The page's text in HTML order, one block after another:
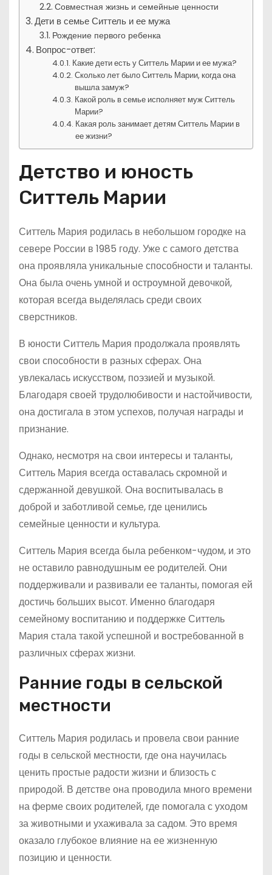
Совместная жизнь и семейные ценности
Дети в семье Ситтель и ее мужа
Рождение первого ребенка
Вопрос-ответ:
Какие дети есть у Ситтель Марии и ее мужа?
Сколько лет было Ситтель Марии, когда она
вышла замуж?
Какой роль в семье исполняет муж Ситтель
Марии?
Какая роль занимает детям Ситтель Марии в
ее жизни?
Детство и юность
Ситтель Марии
Ситтель Мария родилась в небольшом городке на
севере России в 1985 году. Уже с самого детства
она проявляла уникальные способности и таланты.
Она была очень умной и остроумной девочкой,
которая всегда выделялась среди своих
сверстников.
В юности Ситтель Мария продолжала проявлять
свои способности в разных сферах. Она
увлекалась искусством, поэзией и музыкой.
Благодаря своей трудолюбивости и настойчивости,
она достигала в этом успехов, получая награды и
признание.
Однако, несмотря на свои интересы и таланты,
Ситтель Мария всегда оставалась скромной и
сдержанной девушкой. Она воспитывалась в
доброй и заботливой семье, где ценились
семейные ценности и культура.
Ситтель Мария всегда была ребенком-чудом, и это
не оставило равнодушным ее родителей. Они
поддерживали и развивали ее таланты, помогая ей
достичь больших высот. Именно благодаря
семейному воспитанию и поддержке Ситтель
Мария стала такой успешной и востребованной в
различных сферах жизни.
Ранние годы в сельской
местности
Ситтель Мария родилась и провела свои ранние
годы в сельской местности, где она научилась
ценить простые радости жизни и близость с
природой. В детстве она проводила много времени
на ферме своих родителей, где помогала с уходом
за животными и ухаживала за садом. Это время
оказало глубокое влияние на ее жизненную
позицию и ценности.